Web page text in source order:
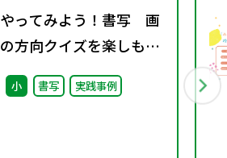
やってみよう！書写 画
の方向クイズを楽しもう
～「主体的・対話的で深
い学び」の実現に向けた
小 書写 実践事例